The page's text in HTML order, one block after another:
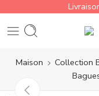
Maison Collection